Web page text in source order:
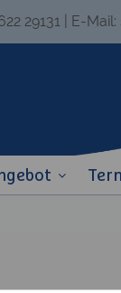
29131 | E-Mail: